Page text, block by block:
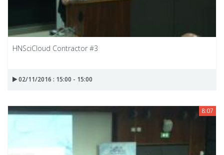
HNSciCloud Contractor #3
02/11/2016 : 15:00 - 15:00
8:07